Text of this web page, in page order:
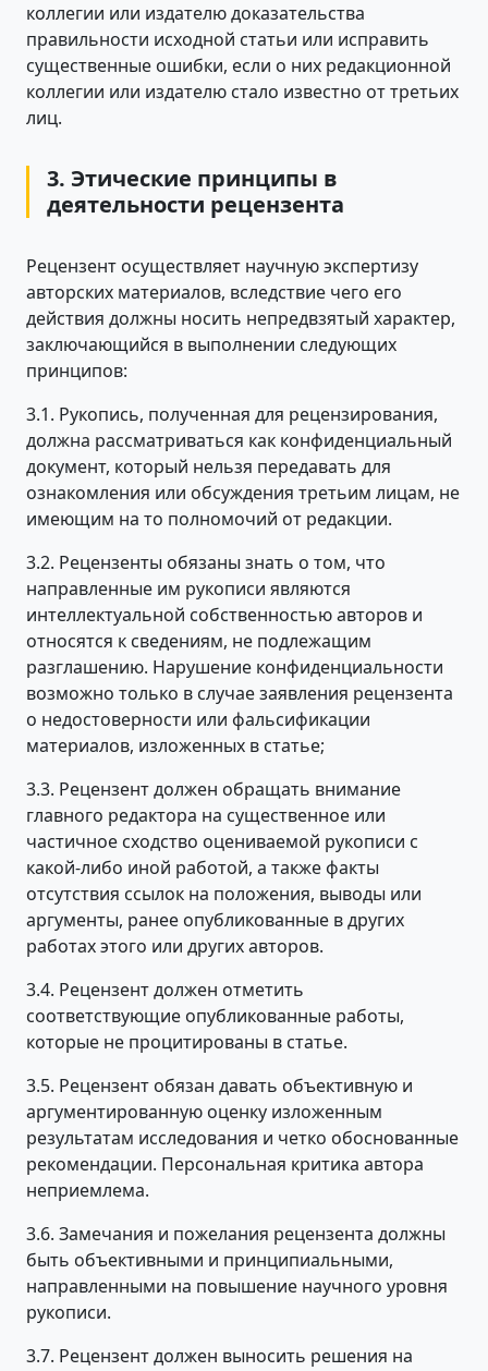
коллегии или издателю доказательства
правильности исходной статьи или исправить
существенные ошибки, если о них редакционной
коллегии или издателю стало известно от третьих
лиц.
3. Этические принципы в
деятельности рецензента
Рецензент осуществляет научную экспертизу
авторских материалов, вследствие чего его
действия должны носить непредвзятый характер,
заключающийся в выполнении следующих
принципов:
3.1. Рукопись, полученная для рецензирования,
должна рассматриваться как конфиденциальный
документ, который нельзя передавать для
ознакомления или обсуждения третьим лицам, не
имеющим на то полномочий от редакции.
3.2. Рецензенты обязаны знать о том, что
направленные им рукописи являются
интеллектуальной собственностью авторов и
относятся к сведениям, не подлежащим
разглашению. Нарушение конфиденциальности
возможно только в случае заявления рецензента
о недостоверности или фальсификации
материалов, изложенных в статье;
3.3. Рецензент должен обращать внимание
главного редактора на существенное или
частичное сходство оцениваемой рукописи с
какой-либо иной работой, а также факты
отсутствия ссылок на положения, выводы или
аргументы, ранее опубликованные в других
работах этого или других авторов.
3.4. Рецензент должен отметить
соответствующие опубликованные работы,
которые не процитированы в статье.
3.5. Рецензент обязан давать объективную и
аргументированную оценку изложенным
результатам исследования и четко обоснованные
рекомендации. Персональная критика автора
неприемлема.
3.6. Замечания и пожелания рецензента должны
быть объективными и принципиальными,
направленными на повышение научного уровня
рукописи.
3.7. Рецензент должен выносить решения на